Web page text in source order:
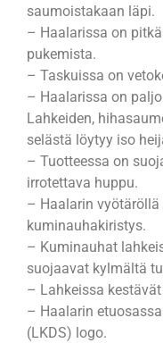
saumoistakaan läpi.
– Haalarissa on
pukemista.
– Taskuissa on
– Haalarissa on
Lahkeiden,
selästä löytyy iso
– Tuotteessa on
irrotettava huppu.
– Haalarin vyötäröllä
kuminauhakiristys.
– Kuminauhat
suojaavat kylmältä
– Lahkeissa
– Haalarin
(LKDS) logo.